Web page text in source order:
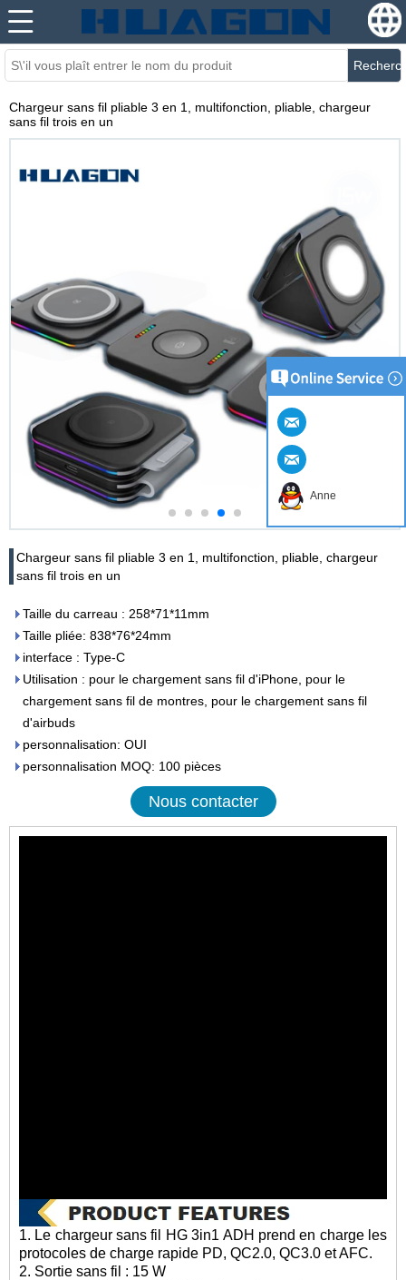
Chargeur sans fil pliable 3 en 1, multifonction, pliable, chargeur
sans fil trois en un
Chargeur sans fil pliable 3 en 1, multifonction, pliable, chargeur
sans fil trois en un
Taille du carreau : 258*71*11mm
Taille pliée: 838*76*24mm
interface : Type-C
Utilisation : pour le chargement sans fil d'iPhone, pour le
chargement sans fil de montres, pour le chargement sans fil
d'airbuds
personnalisation: OUI
personnalisation MOQ: 100 pièces
Nous contacter
1. Le chargeur sans fil HG 3in1 ADH prend en charge les
protocoles de charge rapide PD, QC2.0, QC3.0 et AFC.
2. Sortie sans fil : 15 W
Anne